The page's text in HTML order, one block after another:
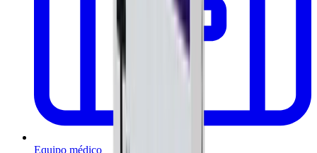
Equipo médico